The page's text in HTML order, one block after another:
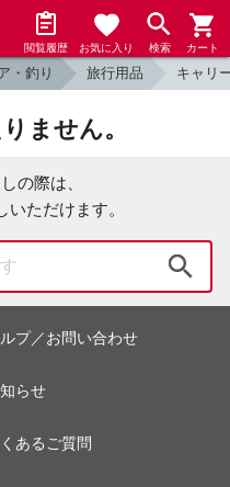
閲覧履歴 お気に入り 検索 カート
・釣り 旅行用品 キャリ
ません。
の際は、
いただけます。
プ／お問い合わせ
らせ
あるご質問